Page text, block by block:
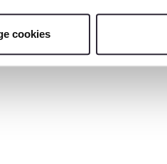
cookies